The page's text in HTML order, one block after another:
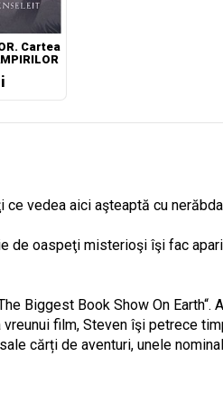
Cartea
vedea aici aşteaptă cu
de oaspeţi misterioşi îşi fac
Biggest Book Show On Earth“.
film, Steven îşi petrece
cărți de aventuri, unele